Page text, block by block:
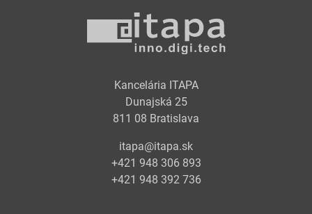
Kancelária ITAPA
Dunajská 25
811 08 Bratislava
itapa@itapa.sk
+421 948 306 893
+421 948 392 736